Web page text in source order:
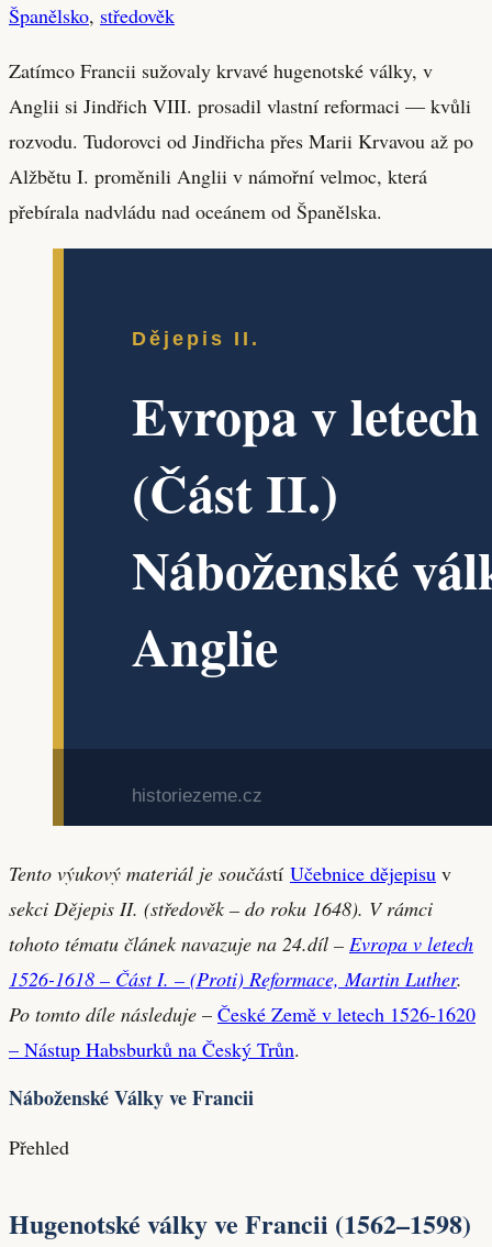
Španělsko, středověk
Zatímco Francii sužovaly krvavé hugenotské války, v
Anglii si Jindřich VIII. prosadil vlastní reformaci — kvůli
rozvodu. Tudorovci od Jindřicha přes Marii Krvavou až po
Alžbětu I. proměnili Anglii v námořní velmoc, která
přebírala nadvládu nad oceánem od Španělska.
Tento výukový materiál je součástí Učebnice dějepisu v
sekci Dějepis II. (středověk – do roku 1648). V rámci
tohoto tématu článek navazuje na 24.díl – Evropa v letech
1526-1618 – Část I. – (Proti) Reformace, Martin Luther.
Po tomto díle následuje – České Země v letech 1526-1620
– Nástup Habsburků na Český Trůn.
Náboženské Války ve Francii
Přehled
Hugenotské války ve Francii (1562–1598)